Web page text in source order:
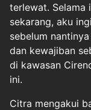
terlewat. Selama
sekarang, aku
sebelum
dan kewajiban
di kawasan
ini.
Citra mengakui